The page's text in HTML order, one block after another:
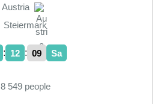
Austria
Steiermark
: 12 : 10 Sa
8 549 people